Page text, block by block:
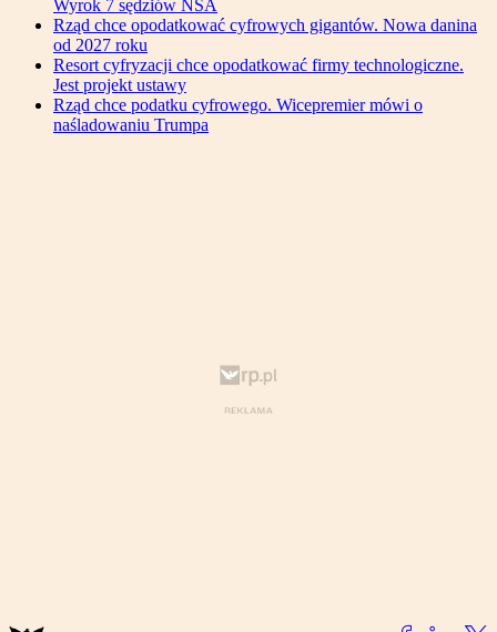
Wyrok 7 sędziów NSA
Rząd chce opodatkować cyfrowych gigantów. Nowa danina
od 2027 roku
Resort cyfryzacji chce opodatkować firmy technologiczne.
Jest projekt ustawy
Rząd chce podatku cyfrowego. Wicepremier mówi o
naśladowaniu Trumpa